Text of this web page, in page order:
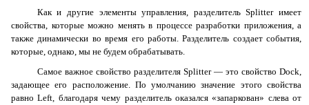
Как и другие элементы управления, разделительSplitterимеет
свойства, которые можно менять в процессе разработки приложения, а
также динамически во время его работы. Разделитель создает события,
которые, однако, мы не будем обрабатывать.
Самое важное свойство разделителя Splitter— это свойство Dock,
задающее его расположение. По умолчанию значение этого свойства
равноLeft, благодаря чему разделитель оказался «запаркован» слева от